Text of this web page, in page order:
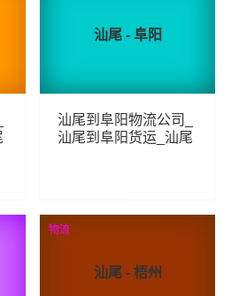
汕尾 - 阜阳
汕尾到阜阳物流公司_
汕尾到阜阳货运_汕尾
432 查看详细
汕尾 - 梧州
物流